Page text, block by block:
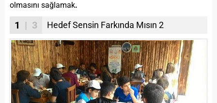
olmasını sağlamak.
1 | 3 Hedef Sensin Farkında Mısın 2